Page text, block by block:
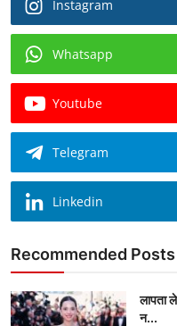
Instagram
Whatsapp
Youtube
Telegram
Linkedin
Recommended Posts
लापता
न...